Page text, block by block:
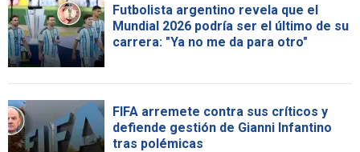
Futbolista argentino revela que el
Mundial 2026 podría ser el último de su
carrera: "Ya no me da para otro"
FIFA arremete contra sus críticos y
defiende gestión de Gianni Infantino
tras polémicas